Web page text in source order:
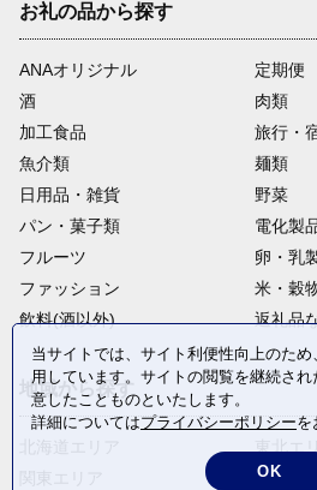
お礼の品から探す
ANAオリジナル
定期便
酒
肉類
加工食品
旅行・
魚介類
麺類
日用品・雑貨
野菜
パン・菓子類
電化製
フルーツ
卵・乳
ファッション
米・穀
飲料(酒以外)
返礼品
地域から探す
中部エ
当サイトでは、サイト利便性向上のた
用しています。サイトの閲覧を継続さ
意したことものといたします。
詳細についてはプライバシーポリシーを
OK